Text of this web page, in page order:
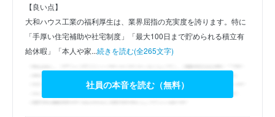
【良い点】
大和ハウス工業の福利厚生は、業界屈指の充実度を誇ります。特に
「手厚い住宅補助や社宅制度」「最大100日まで貯められる積立有
給休暇」「本人や家...続きを読む(全265文字)
社員の本音を読む（無料）